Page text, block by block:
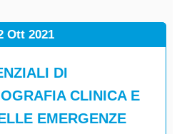
Ott 2021
DI
CLINICA E
EMERGENZE